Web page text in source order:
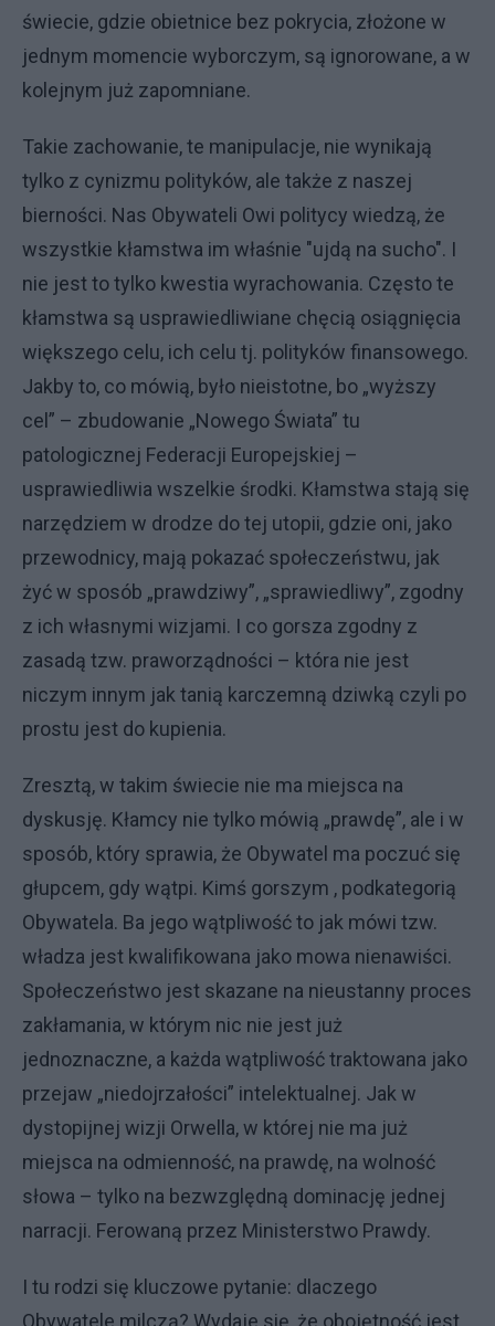
świecie, gdzie obietnice bez pokrycia, złożone w
jednym momencie wyborczym, są ignorowane, a w
kolejnym już zapomniane.
Takie zachowanie, te manipulacje, nie wynikają
tylko z cynizmu polityków, ale także z naszej
bierności. Nas Obywateli Owi politycy wiedzą, że
wszystkie kłamstwa im właśnie "ujdą na sucho". I
nie jest to tylko kwestia wyrachowania. Często te
kłamstwa są usprawiedliwiane chęcią osiągnięcia
większego celu, ich celu tj. polityków finansowego.
Jakby to, co mówią, było nieistotne, bo „wyższy
cel” – zbudowanie „Nowego Świata” tu
patologicznej Federacji Europejskiej –
usprawiedliwia wszelkie środki. Kłamstwa stają się
narzędziem w drodze do tej utopii, gdzie oni, jako
przewodnicy, mają pokazać społeczeństwu, jak
żyć w sposób „prawdziwy”, „sprawiedliwy”, zgodny
z ich własnymi wizjami. I co gorsza zgodny z
zasadą tzw. praworządności – która nie jest
niczym innym jak tanią karczemną dziwką czyli po
prostu jest do kupienia.
Zresztą, w takim świecie nie ma miejsca na
dyskusję. Kłamcy nie tylko mówią „prawdę”, ale i w
sposób, który sprawia, że Obywatel ma poczuć się
głupcem, gdy wątpi. Kimś gorszym , podkategorią
Obywatela. Ba jego wątpliwość to jak mówi tzw.
władza jest kwalifikowana jako mowa nienawiści.
Społeczeństwo jest skazane na nieustanny proces
zakłamania, w którym nic nie jest już
jednoznaczne, a każda wątpliwość traktowana jako
przejaw „niedojrzałości” intelektualnej. Jak w
dystopijnej wizji Orwella, w której nie ma już
miejsca na odmienność, na prawdę, na wolność
słowa – tylko na bezwzględną dominację jednej
narracji. Ferowaną przez Ministerstwo Prawdy.
I tu rodzi się kluczowe pytanie: dlaczego
Obywatele milczą? Wydaje się, że obojętność jest